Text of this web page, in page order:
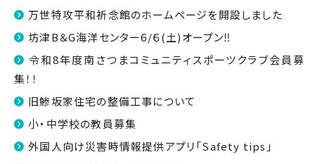
万世特攻平和祈念館のホームページを開設しました
坊津B＆G海洋センター6/６(土)オープン‼
令和8年度南さつまコミュニティスポーツクラブ会員募
集！！
旧鯵坂家住宅の整備工事について
小・中学校の教員募集
外国人向け災害時情報提供アプリ「Safety tips」